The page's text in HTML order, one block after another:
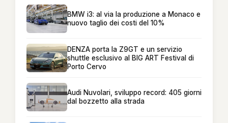
BMW i3: al via la produzione a Monaco e
nuovo taglio dei costi del 10%
DENZA porta la Z9GT e un servizio
shuttle esclusivo al BIG ART Festival di
Porto Cervo
Audi Nuvolari, sviluppo record: 405 giorni
dal bozzetto alla strada